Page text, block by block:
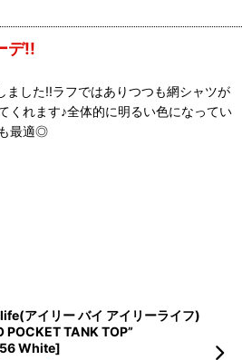
デ!!
ました!!ラフではありつつも網シャツが
くれます♪全体的に明るい色になってい
最適◎
アイリー バイ アイリーライフ)
POCKET TANK TOP”
White]